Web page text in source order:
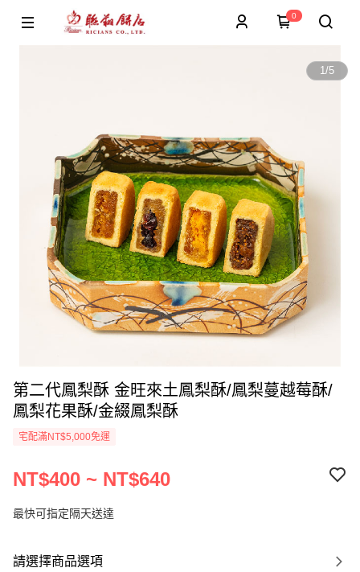
0
1/5
第二代鳳梨酥 金旺來土鳳梨酥/鳳梨蔓越莓酥/
鳳梨花果酥/金綴鳳梨酥
宅配滿NT$5,000免運
NT$400 ~ NT$640
最快可指定隔天送達
請選擇商品選項